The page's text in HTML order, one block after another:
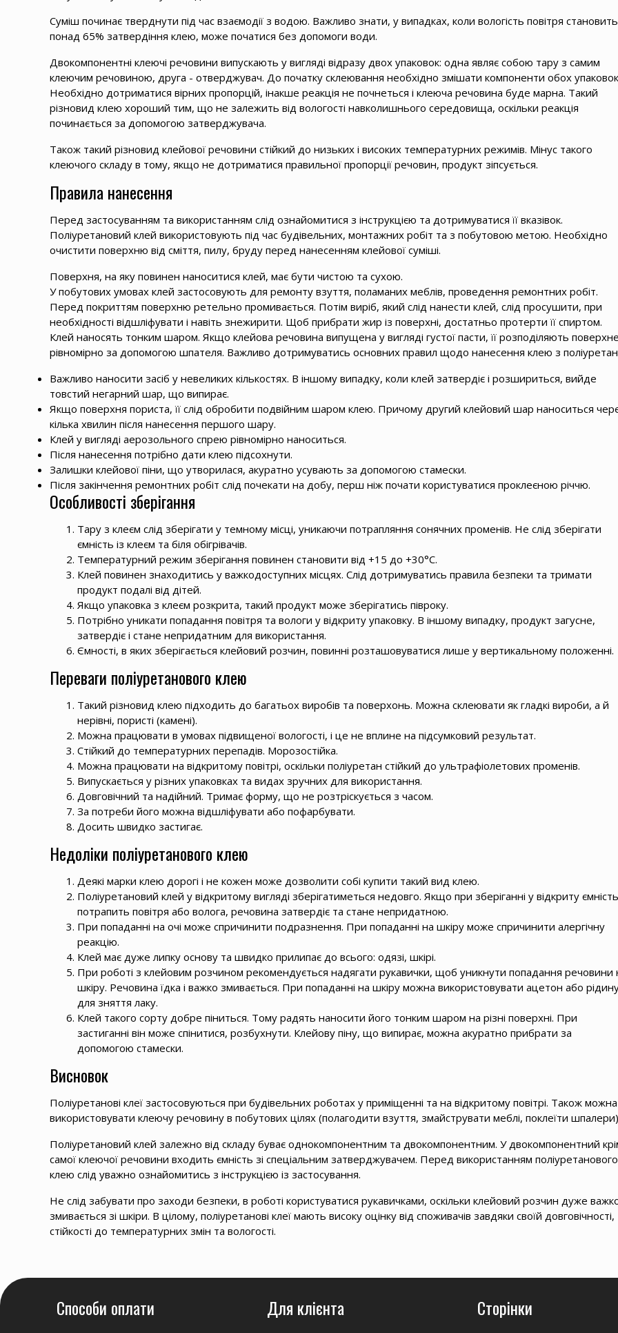
Суміш починає тверднути під час взаємодії з водою. Важливо знати, у випадках, коли вологість повітря становить
понад 65% затвердіння клею, може початися без допомоги води.
Двокомпонентні клеючі речовини випускають у вигляді відразу двох упаковок: одна являє собою тару з самим
клеючим речовиною, друга - отверджувач. До початку склеювання необхідно змішати компоненти обох
Необхідно дотриматися вірних пропорцій, інакше реакція не почнеться і клеюча речовина буде марна. Такий
різновид клею хороший тим, що не залежить від вологості навколишнього середовища, оскільки реакція
починається за допомогою затверджувача.
Також такий різновид клейової речовини стійкий до низьких і високих температурних режимів. Мінус такого
клеючого складу в тому, якщо не дотриматися правильної пропорції речовин, продукт зіпсується.
Правила нанесення
Перед застосуванням та використанням слід ознайомитися з інструкцією та дотримуватися її вказівок.
Поліуретановий клей використовують під час будівельних, монтажних робіт та з побутовою метою. Необхідно
очистити поверхню від сміття, пилу, бруду перед нанесенням клейової суміші.
Поверхня, на яку повинен наноситися клей, має бути чистою та сухою.
У побутових умовах клей застосовують для ремонту взуття, поламаних меблів, проведення ремонтних робіт.
Перед покриттям поверхню ретельно промивається. Потім виріб, який слід нанести клей, слід просушити, при
необхідності відшліфувати і навіть знежирити. Щоб прибрати жир із поверхні, достатньо протерти її спиртом.
Клей наносять тонким шаром. Якщо клейова речовина випущена у вигляді густої пасти, її розподіляють
рівномірно за допомогою шпателя. Важливо дотримуватись основних правил щодо нанесення клею з
Важливо наносити засіб у невеликих кількостях. В іншому випадку, коли клей затвердіє і розшириться, вийде
товстий негарний шар, що випирає.
Якщо поверхня пориста, її слід обробити подвійним шаром клею. Причому другий клейовий шар наноситься
кілька хвилин після нанесення першого шару.
Клей у вигляді аерозольного спрею рівномірно наноситься.
Після нанесення потрібно дати клею підсохнути.
Залишки клейової піни, що утворилася, акуратно усувають за допомогою стамески.
Після закінчення ремонтних робіт слід почекати на добу, перш ніж почати користуватися проклеєною річчю.
Особливості зберігання
Тару з клеєм слід зберігати у темному місці, уникаючи потрапляння сонячних променів. Не слід зберігати
ємність із клеєм та біля обігрівачів.
Температурний режим зберігання повинен становити від +15 до +30°С.
Клей повинен знаходитись у важкодоступних місцях. Слід дотримуватись правила безпеки та тримати
продукт подалі від дітей.
Якщо упаковка з клеєм розкрита, такий продукт може зберігатись півроку.
Потрібно уникати попадання повітря та вологи у відкриту упаковку. В іншому випадку, продукт загусне,
затвердіє і стане непридатним для використання.
Ємності, в яких зберігається клейовий розчин, повинні розташовуватися лише у вертикальному положенні.
Переваги поліуретанового клею
Такий різновид клею підходить до багатьох виробів та поверхонь. Можна склеювати як гладкі вироби, а й
нерівні, пористі (камені).
Можна працювати в умовах підвищеної вологості, і це не вплине на підсумковий результат.
Стійкий до температурних перепадів. Морозостійка.
Можна працювати на відкритому повітрі, оскільки поліуретан стійкий до ультрафіолетових променів.
Випускається у різних упаковках та видах зручних для використання.
Довговічний та надійний. Тримає форму, що не розтріскується з часом.
За потреби його можна відшліфувати або пофарбувати.
Досить швидко застигає.
Недоліки поліуретанового клею
Деякі марки клею дорогі і не кожен може дозволити собі купити такий вид клею.
Поліуретановий клей у відкритому вигляді зберігатиметься недовго. Якщо при зберіганні у відкриту ємність
потрапить повітря або волога, речовина затвердіє та стане непридатною.
При попаданні на очі може спричинити подразнення. При попаданні на шкіру може спричинити алергічну
реакцію.
Клей має дуже липку основу та швидко прилипає до всього: одязі, шкірі.
При роботі з клейовим розчином рекомендується надягати рукавички, щоб уникнути попадання речовини
шкіру. Речовина їдка і важко змивається. При попаданні на шкіру можна використовувати ацетон або
для зняття лаку.
Клей такого сорту добре піниться. Тому радять наносити його тонким шаром на різні поверхні. При
застиганні він може спінитися, розбухнути. Клейову піну, що випирає, можна акуратно прибрати за
допомогою стамески.
Висновок
Поліуретанові клеї застосовуються при будівельних роботах у приміщенні та на відкритому повітрі. Також можна
використовувати клеючу речовину в побутових цілях (полагодити взуття, змайструвати меблі, поклеїти
Поліуретановий клей залежно від складу буває однокомпонентним та двокомпонентним. У двокомпонентний
самої клеючої речовини входить ємність зі спеціальним затверджувачем. Перед використанням поліуретанового
клею слід уважно ознайомитись з інструкцією із застосування.
Не слід забувати про заходи безпеки, в роботі користуватися рукавичками, оскільки клейовий розчин дуже
змивається зі шкіри. В цілому, поліуретанові клеї мають високу оцінку від споживачів завдяки своїй довговічності,
стійкості до температурних змін та вологості.
Способи оплати Для клієнта Сторінки